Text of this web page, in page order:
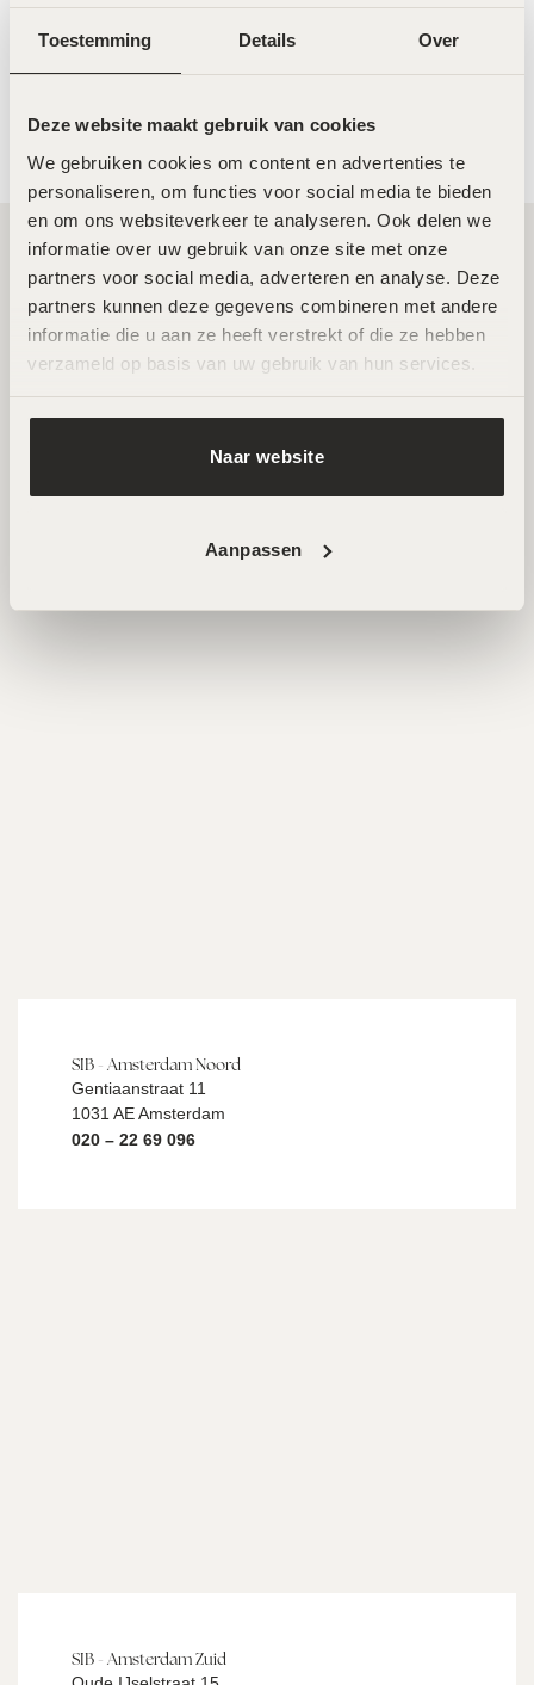
Toestemming Details Over
Deze website maakt gebruik van cookies
We gebruiken cookies om content en advertenties te
personaliseren, om functies voor social media te bieden
en om ons websiteverkeer te analyseren. Ook delen we
informatie over uw gebruik van onze site met onze
partners voor social media, adverteren en analyse. Deze
partners kunnen deze gegevens combineren met andere
informatie die u aan ze heeft verstrekt of die ze hebben
verzameld op basis van uw gebruik van hun services.
Naar website
Aanpassen
MeLine Caucasian Skin Night –
20g
LABAREAU The Facelift Roller
€55,00
Twee toplocaties in Amsterdam Noord en
Zuid
Wij ontvangen je graag in een van onze twee
hoogwaardige salons in Amsterdam Noord en Zuid. Hier
werken ervaren specialisten met de nieuwste technieken
SIB - Amsterdam Noord
Gentiaanstraat 11
1031 AE Amsterdam
020 – 22 69 096
SIB - Amsterdam Zuid